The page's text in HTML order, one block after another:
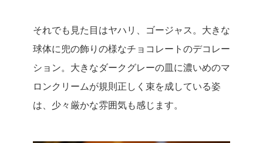
それでも見た目はヤハリ、ゴージャス。 大きな
球体に兜の飾りの様なチョコレートのデコレー
ション。 大きなダークグレーの皿に濃いめのマ
ロンクリームが規則正しく束を成している姿
は、少々厳かな雰囲気も感じます。